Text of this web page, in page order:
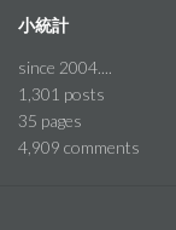
小統計
since 2004....
1,301 posts
35 pages
4,909 comments